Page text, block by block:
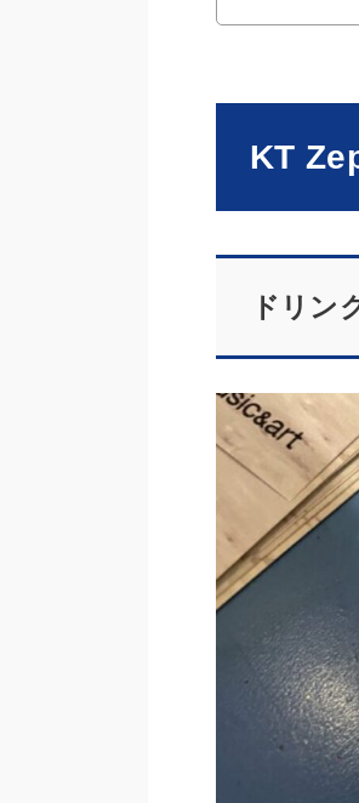
KT
ドリン